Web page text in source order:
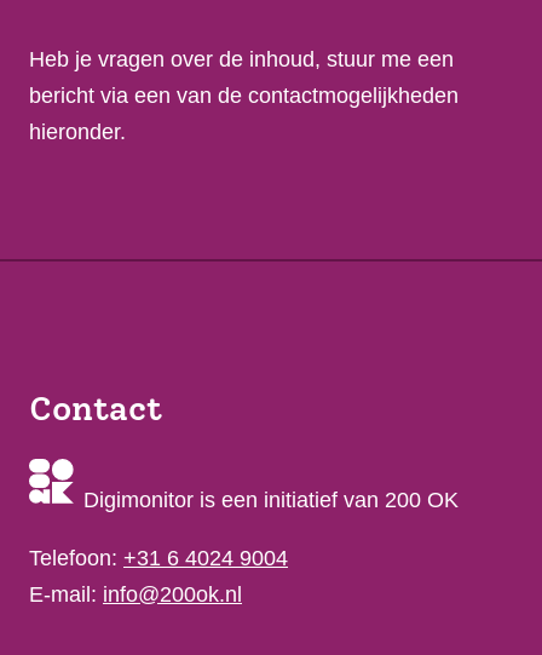
Heb je vragen over de inhoud, stuur me een
bericht via een van de contactmogelijkheden
hieronder.
Contact
Digimonitor is een initiatief van 200 OK
Telefoon: +31 6 4024 9004
E-mail: info@200ok.nl